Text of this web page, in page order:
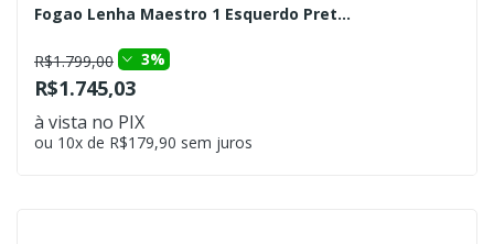
Fogao Lenha Maestro 1 Esquerdo Pret...
R$1.799,00 3%
R$1.745,03
à vista no PIX
ou 10x de R$179,90 sem juros